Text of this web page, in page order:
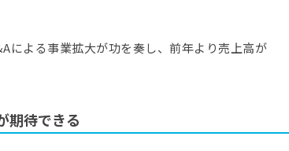
による事業拡大が功を奏し、前年より売上高が
期待できる